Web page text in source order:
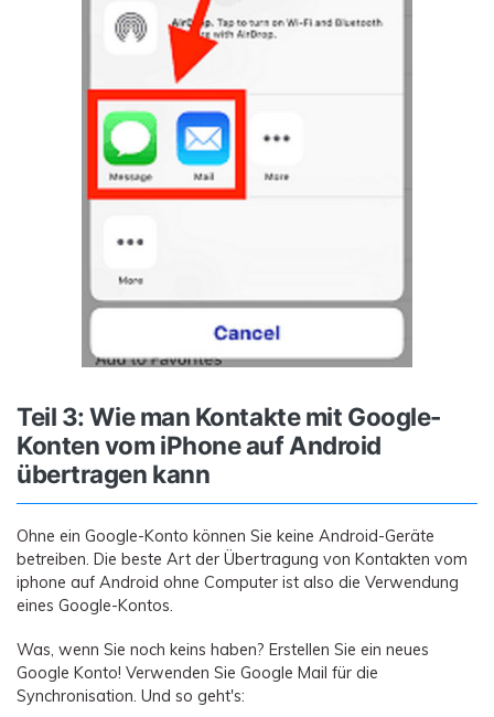
Teil 3: Wie man Kontakte mit Google-
Konten vom iPhone auf Android
übertragen kann
Ohne ein Google-Konto können Sie keine Android-Geräte
betreiben. Die beste Art der Übertragung von Kontakten vom
iphone auf Android ohne Computer ist also die Verwendung
eines Google-Kontos.
Was, wenn Sie noch keins haben? Erstellen Sie ein neues
Google Konto! Verwenden Sie Google Mail für die
Synchronisation. Und so geht's: